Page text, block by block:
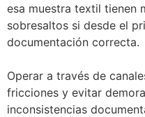
esa muestra textil tienen
sobresaltos si desde el
documentación correcta.
Operar a través de
fricciones y evitar
inconsistencias